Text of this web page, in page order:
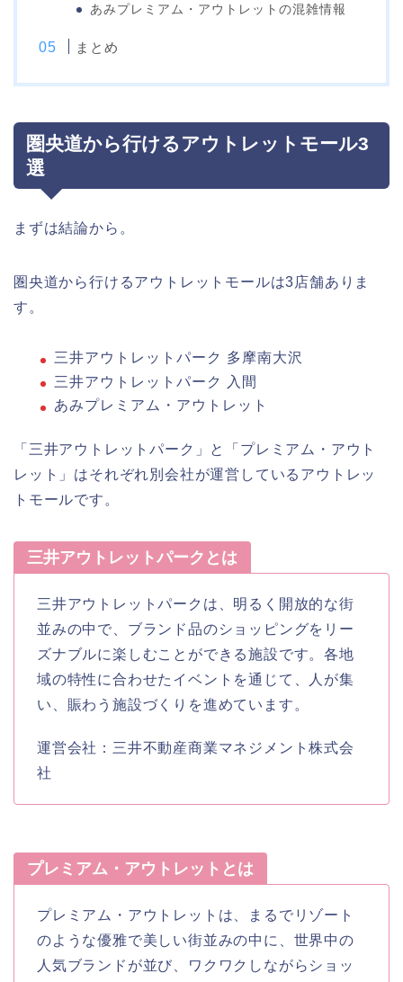
あみプレミアム・アウトレットの混雑情報
まとめ
圏央道から行けるアウトレットモール3
選
まずは結論から。
圏央道から行けるアウトレットモールは3店舗ありま
す。
三井アウトレットパーク 多摩南大沢
三井アウトレットパーク 入間
あみプレミアム・アウトレット
「三井アウトレットパーク」と「プレミアム・アウト
レット」はそれぞれ別会社が運営しているアウトレッ
トモールです。
三井アウトレットパークとは
三井アウトレットパークは、明るく開放的な街
並みの中で、ブランド品のショッピングをリー
ズナブルに楽しむことができる施設です。各地
域の特性に合わせたイベントを通じて、人が集
い、賑わう施設づくりを進めています。
運営会社：三井不動産商業マネジメント株式会
社
プレミアム・アウトレットとは
プレミアム・アウトレットは、まるでリゾート
のような優雅で美しい街並みの中に、世界中の
人気ブランドが並び、ワクワクしながらショッ